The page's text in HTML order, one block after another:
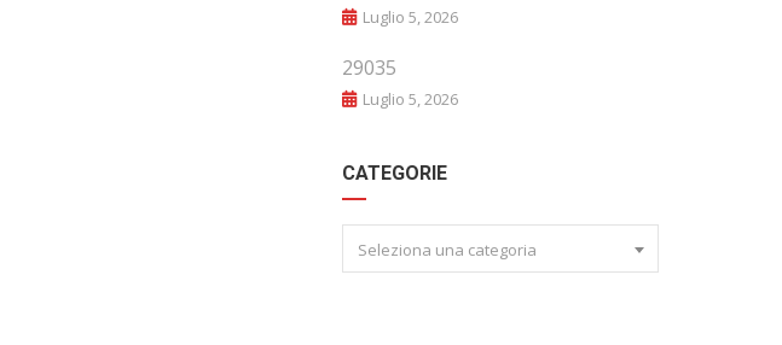
Luglio 5, 2026
29035
Luglio 5, 2026
CATEGORIE
Seleziona una categoria